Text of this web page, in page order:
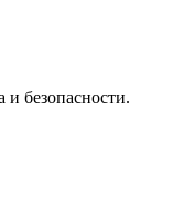
безопасности.